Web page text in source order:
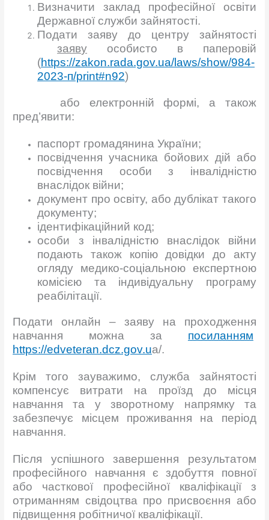
Визначити заклад професійної освіти
Державної служби зайнятості.
Подати заяву до центру зайнятості
заяву особисто в паперовій
(https://zakon.rada.gov.ua/laws/show/984-
2023-п/print#n92)
або електронній формі, а також
пред’явити:
паспорт громадянина України;
посвідчення учасника бойових дій або
посвідчення особи з інвалідністю
внаслідок війни;
документ про освіту, або дублікат такого
документу;
ідентифікаційний код;
особи з інвалідністю внаслідок війни
подають також копію довідки до акту
огляду медико-соціальною експертною
комісією та індивідуальну програму
реабілітації.
Подати онлайн – заяву на проходження
навчання можна за посиланням
https://edveteran.dcz.gov.ua/.
Крім того зауважимо, служба зайнятості
компенсує витрати на проїзд до місця
навчання та у зворотному напрямку та
забезпечує місцем проживання на період
навчання.
Після успішного завершення результатом
професійного навчання є здобуття повної
або часткової професійної кваліфікації з
отриманням свідоцтва про присвоєння або
підвищення робітничої кваліфікації.